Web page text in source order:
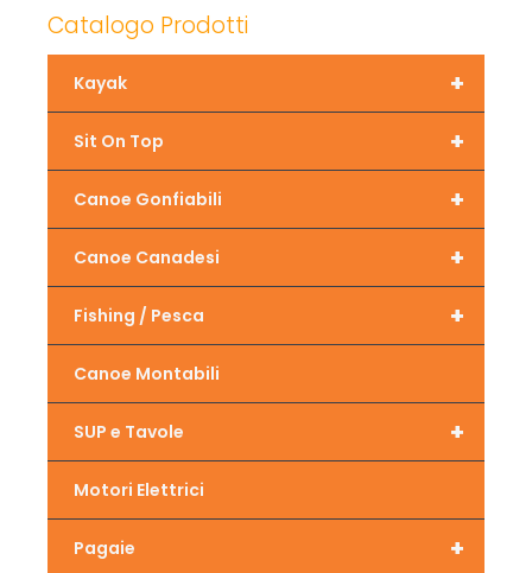
Catalogo Prodotti
+
Kayak
+
Sit On Top
+
Canoe Gonfiabili
+
Canoe Canadesi
+
Fishing / Pesca
Canoe Montabili
+
SUP e Tavole
Motori Elettrici
+
Pagaie